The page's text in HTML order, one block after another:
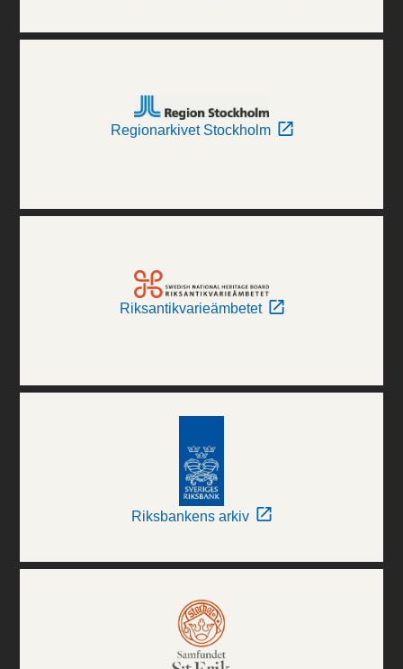
Regionarkivet Stockholm
Riksantikvarieämbetet
Riksbankens arkiv